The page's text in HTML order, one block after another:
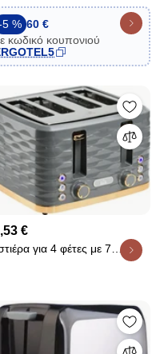
για 2 τοστ
5 % 60 €
κωδικό κουπονιού
€
για 4 φέτες με 7
ροδίσματος, λειτουργία
γκρι κυμάτων